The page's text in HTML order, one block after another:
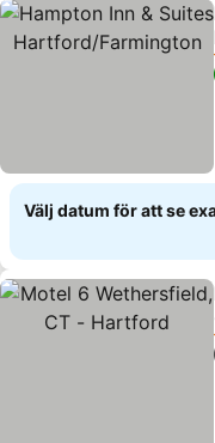
Välj datum för att se